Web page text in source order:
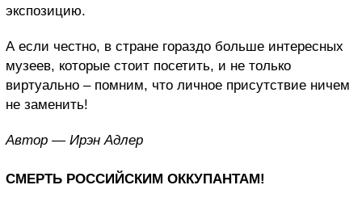
экспозицию.
А если честно, в стране гораздо больше интересных
музеев, которые стоит посетить, и не только
виртуально – помним, что личное присутствие ничем
не заменить!
Автор — Ирэн Адлер
СМЕРТЬ РОССИЙСКИМ ОККУПАНТАМ!